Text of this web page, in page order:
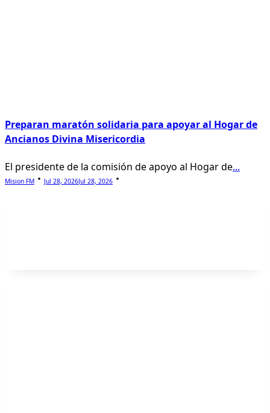
Preparan maratón solidaria para apoyar al Hogar de
Ancianos Divina Misericordia
El presidente de la comisión de apoyo al Hogar de...
Mision FM Jul 28, 2026Jul 28, 2026